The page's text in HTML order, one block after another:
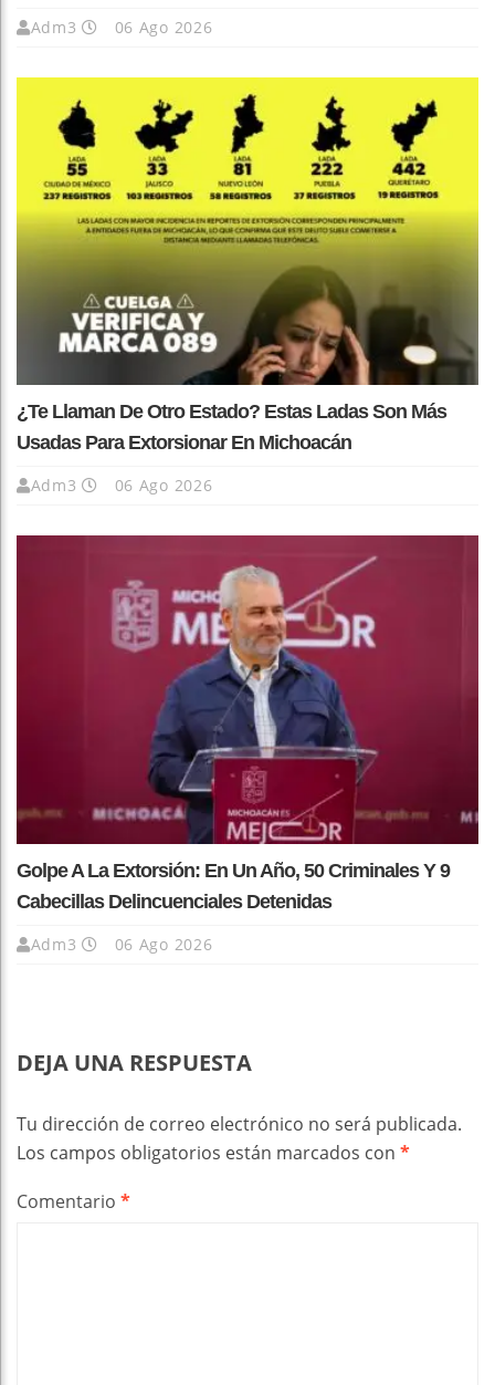
Adm3 06 Ago 2026
¿Te Llaman De Otro Estado? Estas Ladas Son Más
Usadas Para Extorsionar En Michoacán
Adm3 06 Ago 2026
Golpe A La Extorsión: En Un Año, 50 Criminales Y 9
Cabecillas Delincuenciales Detenidas
Adm3 06 Ago 2026
DEJA UNA RESPUESTA
Tu dirección de correo electrónico no será publicada.
Los campos obligatorios están marcados con *
Comentario *